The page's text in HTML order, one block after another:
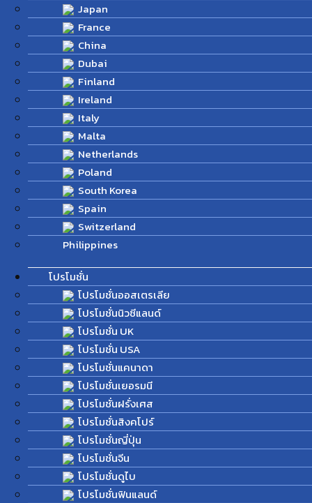
Japan
France
China
Dubai
Finland
Ireland
Italy
Malta
Netherlands
Poland
South Korea
Spain
Switzerland
Philippines
โปรโมชั่น
โปรโมชั่นออสเตรเลีย
โปรโมชั่นนิวซีแลนด์
โปรโมชั่น UK
โปรโมชั่น USA
โปรโมชั่นแคนาดา
โปรโมชั่นเยอรมนี
โปรโมชั่นฝรั่งเศส
โปรโมชั่นสิงคโปร์
โปรโมชั่นญี่ปุ่น
โปรโมชั่นจีน
โปรโมชั่นดูไบ
โปรโมชั่นฟินแลนด์